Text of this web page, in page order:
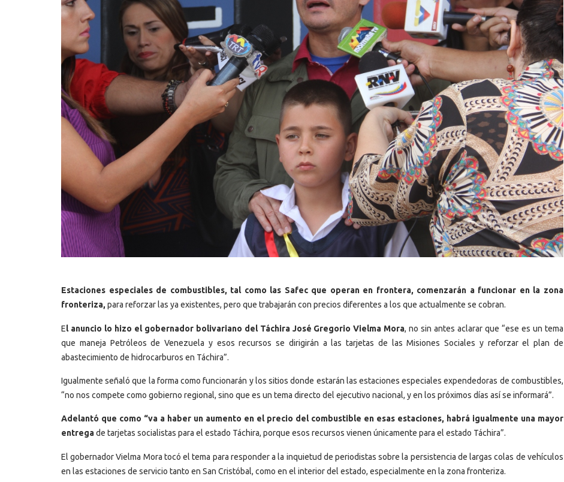
Estaciones especiales de combustibles, tal como las Safec que operan en frontera, comenzarán a funcionar en la zona
fronteriza, para reforzar las ya existentes, pero que trabajarán con precios diferentes a los que actualmente se cobran.
El anuncio lo hizo el gobernador bolivariano del Táchira José Gregorio Vielma Mora, no sin antes aclarar que “ese es un tema
que maneja Petróleos de Venezuela y esos recursos se dirigirán a las tarjetas de las Misiones Sociales y reforzar el plan de
abastecimiento de hidrocarburos en Táchira”.
Igualmente señaló que la forma como funcionarán y los sitios donde estarán las estaciones especiales expendedoras de combustibles,
“no nos compete como gobierno regional, sino que es un tema directo del ejecutivo nacional, y en los próximos días así se informará”.
Adelantó que como “va a haber un aumento en el precio del combustible en esas estaciones, habrá igualmente una mayor
entregade tarjetas socialistas para el estado Táchira, porque esos recursos vienen únicamente para el estado Táchira”.
El gobernador Vielma Mora tocó el tema para responder a la inquietud de periodistas sobre la persistencia de largas colas de vehículos
en las estaciones de servicio tanto en San Cristóbal, como en el interior del estado, especialmente en la zona fronteriza.